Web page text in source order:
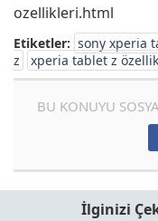
ozellikleri.html
Etiketler: sony xperia
z
xperia tablet z
BU KONUYU
İlginizi